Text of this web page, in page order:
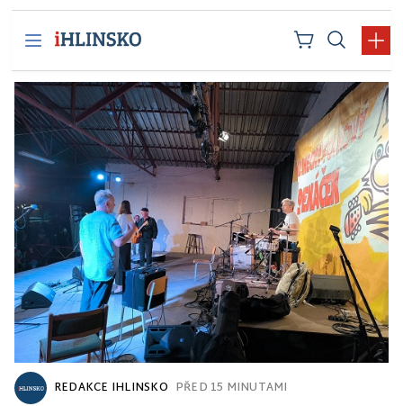
REDAKCE IHLINSKO PŘED 15 MINUTAMI